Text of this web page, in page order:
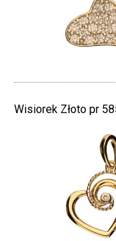
Wisiorek Złoto pr